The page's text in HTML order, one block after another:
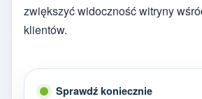
zwiększyć widoczność witryny
klientów.
Sprawdź koniecznie